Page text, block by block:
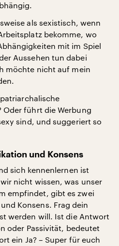
als sexistisch, wenn
bekomme, wo
mit im Spiel
Aussehen tun dabei
möchte nicht auf mein
Oder führt die Werbung
sind, und suggeriert so
und Konsens
sich kennenlernen ist
nicht wissen, was unser
empfindet, gibt es zwei
Konsens. Frag dein
werden will. Ist die Antwort
oder Passivität, bedeutet
ein Ja? – Super für euch